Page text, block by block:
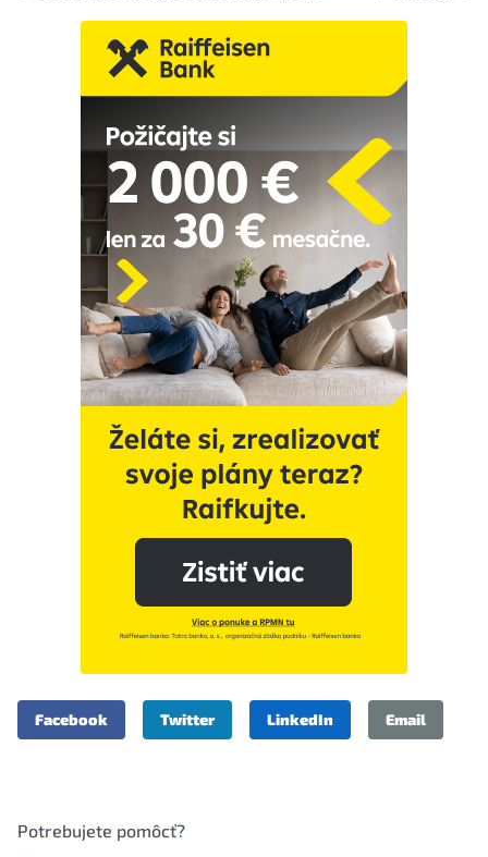
Facebook Twitter LinkedIn Email
Potrebujete pomôcť?